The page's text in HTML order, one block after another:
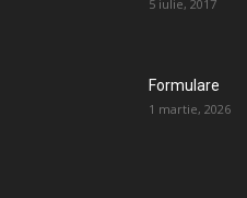
5 iulie, 2017
Formulare
1 martie, 2026